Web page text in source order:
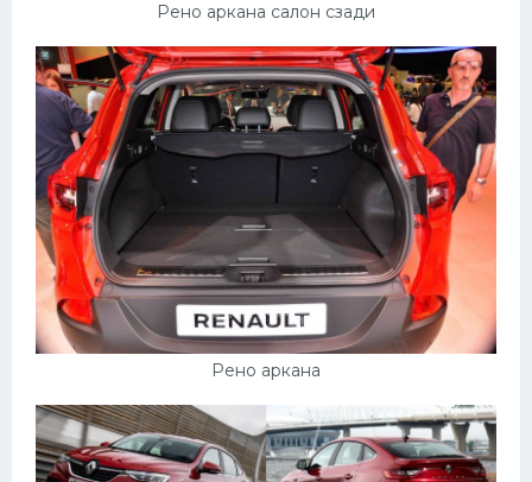
Рено аркана салон сзади
Рено аркана